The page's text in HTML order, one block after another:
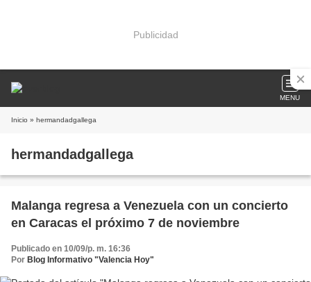
Publicidad
MENU
Inicio » hermandadgallega
hermandadgallega
Malanga regresa a Venezuela con un concierto
en Caracas el próximo 7 de noviembre
Publicado en 10/09/p. m. 16:36
Por Blog Informativo "Valencia Hoy"